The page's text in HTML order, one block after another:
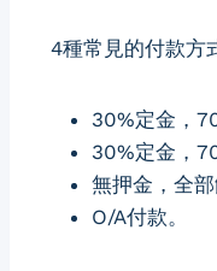
4種常見的付款方
30%定金，
30%定金，
無押金，全部
O/A付款。